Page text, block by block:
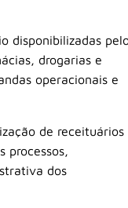
disponibilizadas
drogarias e
operacionais e
de receituários
processos,
dos